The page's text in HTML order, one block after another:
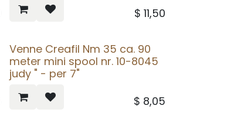
$ 11,50
Venne Creafil Nm 35 ca. 90
meter mini spool nr. 10-8045
judy " - per 7"
$ 8,05